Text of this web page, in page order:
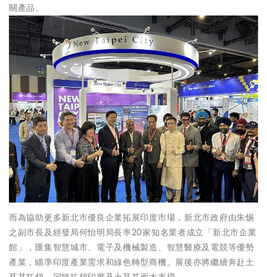
關產品。
而為協助更多新北市優良企業拓展印度市場，新北市政府由朱惕
之副市長及經發局何怡明局長率20家知名業者成立「新北市企業
館」，匯集智慧城市、電子及機械製造、智慧醫療及電競等優勢
產業，瞄準印度產業需求和綠色轉型商機。展後亦將繼續奔赴土